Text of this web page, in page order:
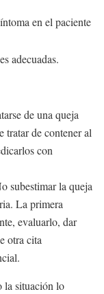
en el paciente
adecuadas.
de una queja
tratar de contener al
con
subestimar la queja
La primera
evaluarlo, dar
otra cita
la situación lo